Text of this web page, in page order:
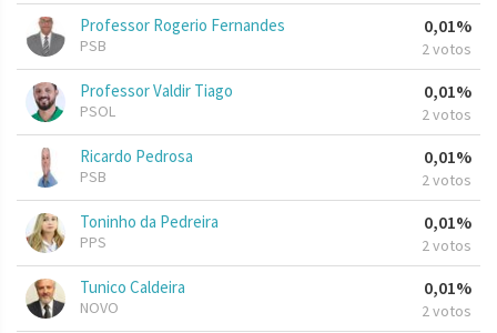
Professor Rogerio Fernandes
PSB
0,01%
2 votos
Professor Valdir Tiago
PSOL
0,01%
2 votos
Ricardo Pedrosa
PSB
0,01%
2 votos
Toninho da Pedreira
PPS
0,01%
2 votos
Tunico Caldeira
NOVO
0,01%
2 votos